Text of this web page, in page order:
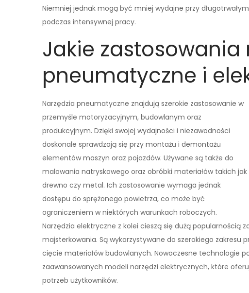
Niemniej jednak mogą być mniej wydajne przy
podczas intensywnej pracy.
Jakie
pneumatyczne i
Narzędzia pneumatyczne znajdują szerokie zastosowanie w
przemyśle motoryzacyjnym, budowlanym oraz
produkcyjnym. Dzięki swojej wydajności i niezawodności
doskonale sprawdzają się przy montażu i demontażu
elementów maszyn oraz pojazdów. Używane są także do
malowania natryskowego oraz obróbki materiałów takich jak
drewno czy metal. Ich zastosowanie wymaga jednak
dostępu do sprężonego powietrza, co może być
ograniczeniem w niektórych warunkach roboczych.
Narzędzia elektryczne z kolei cieszą się dużą popularnością
majsterkowania. Są wykorzystywane do szerokiego
cięcie materiałów budowlanych. Nowoczesne technologie
zaawansowanych modeli narzędzi elektrycznych, które
potrzeb użytkowników.